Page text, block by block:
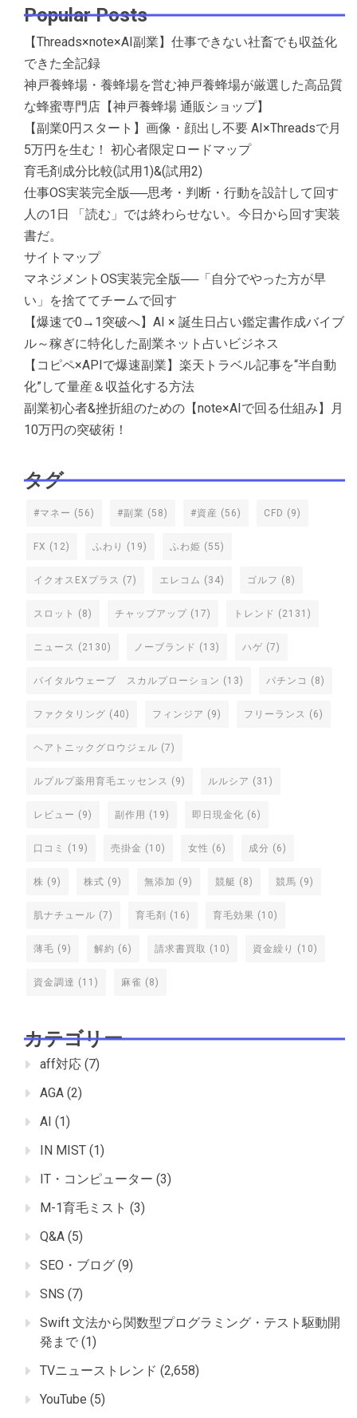
Popular Posts
【Threads×note×AI副業】仕事できない社畜でも収益化
できた全記録
神戸養蜂場・養蜂場を営む神戸養蜂場が厳選した高品質
な蜂蜜専門店【神戸養蜂場 通販ショップ】
【副業0円スタート】画像・顔出し不要 AI×Threadsで月
5万円を生む！ 初心者限定ロードマップ
育毛剤成分比較(試用1)&(試用2)
仕事OS実装完全版──思考・判断・行動を設計して回す
人の1日 「読む」では終わらせない。今日から回す実装
書だ。
サイトマップ
マネジメントOS実装完全版──「自分でやった方が早
い」を捨ててチームで回す
【爆速で0→1突破へ】AI × 誕生日占い鑑定書作成バイブ
ル～稼ぎに特化した副業ネット占いビジネス
【コピペ×APIで爆速副業】楽天トラベル記事を“半自動
化”して量産＆収益化する方法
副業初心者&挫折組のための【note×AIで回る仕組み】月
10万円の突破術！
タグ
#マネー (56) #副業 (58) #資産 (56) CFD (9)
FX (12) ふわり (19) ふわ姫 (55)
イクオスEXプラス (7) エレコム (34) ゴルフ (8)
スロット (8) チャップアップ (17) トレンド (2131)
ニュース (2130) ノーブランド (13) ハゲ (7)
バイタルウェーブ スカルプローション (13) パチンコ (8)
ファクタリング (40) フィンジア (9) フリーランス (6)
ヘアトニックグロウジェル (7)
ルプルプ薬用育毛エッセンス (9) ルルシア (31)
レビュー (9) 副作用 (19) 即日現金化 (6)
口コミ (19) 売掛金 (10) 女性 (6) 成分 (6)
株 (9) 株式 (9) 無添加 (9) 競艇 (8) 競馬 (9)
肌ナチュール (7) 育毛剤 (16) 育毛効果 (10)
薄毛 (9) 解約 (6) 請求書買取 (10) 資金繰り (10)
資金調達 (11) 麻雀 (8)
カテゴリー
aff対応 (7)
AGA (2)
AI (1)
IN MIST (1)
IT・コンピューター (3)
M-1育毛ミスト (3)
Q&A (5)
SEO・ブログ (9)
SNS (7)
Swift 文法から関数型プログラミング・テスト駆動開
発まで (1)
TVニューストレンド (2,658)
YouTube (5)